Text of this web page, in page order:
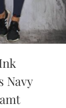
Navy